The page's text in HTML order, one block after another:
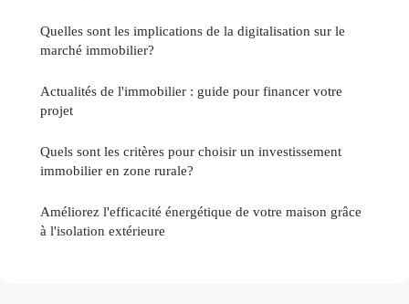
Quelles sont les implications de la digitalisation sur le
marché immobilier?
Actualités de l'immobilier : guide pour financer votre
projet
Quels sont les critères pour choisir un investissement
immobilier en zone rurale?
Améliorez l'efficacité énergétique de votre maison grâce
à l'isolation extérieure